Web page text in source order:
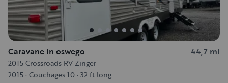
Caravane in oswego 44,7 mi
2015 Crossroads RV Zinger
2015 · Couchages 10 · 32 ft long